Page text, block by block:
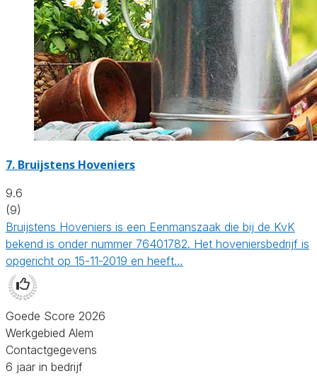
7. Bruijstens Hoveniers
9.6
(9)
Bruijstens Hoveniers is een Eenmanszaak die bij de KvK
bekend is onder nummer 76401782. Het hoveniersbedrijf is
opgericht op 15-11-2019 en heeft…
Goede Score 2026
Werkgebied Alem
Contactgegevens
6 jaar in bedrijf